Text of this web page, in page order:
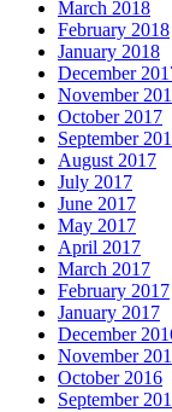
March 2018
February 2018
January 2018
December
November
October 2017
September
August 2017
July 2017
June 2017
May 2017
April 2017
March 2017
February 2017
January 2017
December
November
October 2016
September